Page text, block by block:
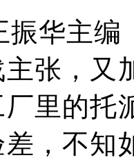
振华主编
张，又
里的托
，不知